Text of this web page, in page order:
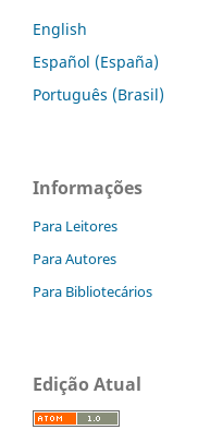
English
Español (España)
Português (Brasil)
Informações
Para Leitores
Para Autores
Para Bibliotecários
Edição Atual